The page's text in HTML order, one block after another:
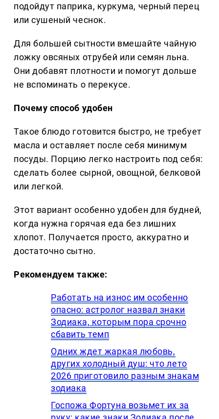
подойдут паприка, куркума, черный перец
или сушеный чеснок.
Для большей сытности вмешайте чайную
ложку овсяных отрубей или семян льна.
Они добавят плотности и помогут дольше
не вспоминать о перекусе.
Почему способ удобен
Такое блюдо готовится быстро, не требует
масла и оставляет после себя минимум
посуды. Порцию легко настроить под себя:
сделать более сырной, овощной, белковой
или легкой.
Этот вариант особенно удобен для будней,
когда нужна горячая еда без лишних
хлопот. Получается просто, аккуратно и
достаточно сытно.
Рекомендуем также:
Работать на износ им особенно
опасно: астролог назвал знаки
Зодиака, которым пора срочно
сбавить темп
Одних ждет жаркая любовь,
других холодный душ: что лето
2026 приготовило разным знакам
зодиака
Госпожа Фортуна возьмет их за